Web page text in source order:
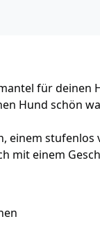
für deinen
Hund schön
einem
mit einem